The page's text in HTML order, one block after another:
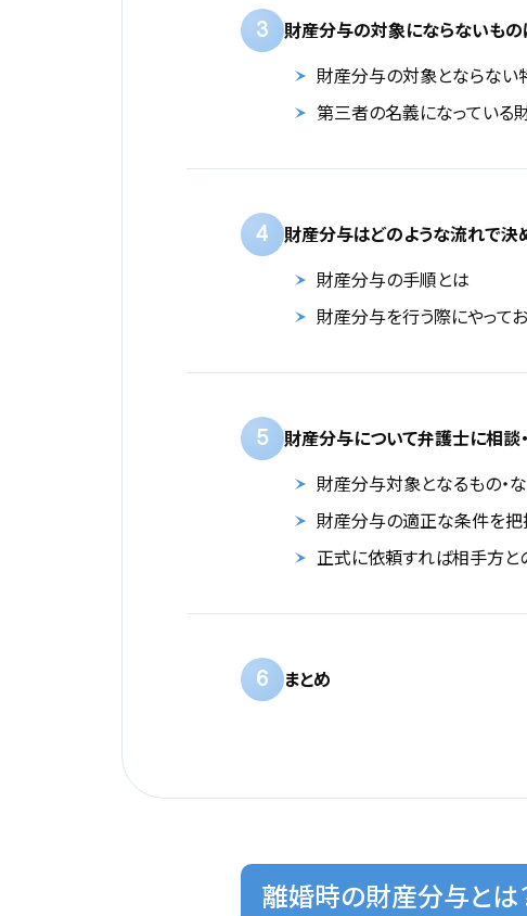
3
財産分与の対象にならないもの
財産分与の対象とならない
第三者の名義になっている
4
財産分与はどのような流れで決
財産分与の手順とは
財産分与を行う際にやって
5
財産分与について弁護士に相談
財産分与対象となるもの・
財産分与の適正な条件を把
正式に依頼すれば相手方と
6 まとめ
離婚時の財産分与とは